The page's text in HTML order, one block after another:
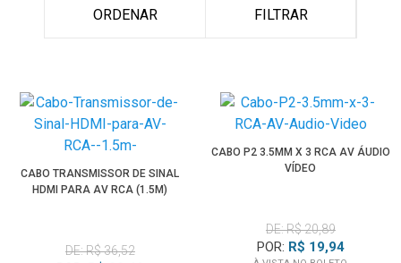
ORDENAR FILTRAR
CABO TRANSMISSOR DE SINAL
HDMI PARA AV RCA (1.5M)
DE: R$ 36,52
CABO P2 3.5MM X 3 RCA AV ÁUDIO
VÍDEO
DE: R$ 20,89
POR: R$ 19,94